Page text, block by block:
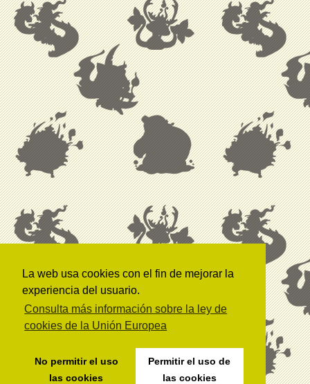
La web usa cookies con el fin de mejorar la
experiencia del usuario.
Consulta más información sobre la ley de
cookies de la Unión Europea
No permitir el uso
las cookies
Permitir el uso de
las cookies